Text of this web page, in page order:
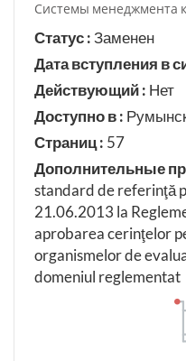
Системы менеджмента
Статус :Заменен
Дата вступления в
Действующий : Нет
Доступно в :
Страниц : 57
Дополнительные
standard de referinţă
21.06.2013 la
aprobarea cerinţelor
organismelor de
domeniul reglementat